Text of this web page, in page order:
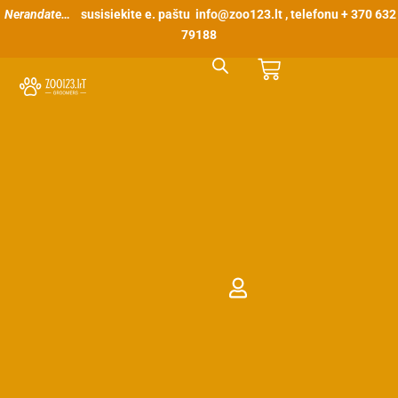
Pereiti
Nerandate… susisiekite e. paštu info@zoo123.lt , telefonu + 370 632
79188
Cart